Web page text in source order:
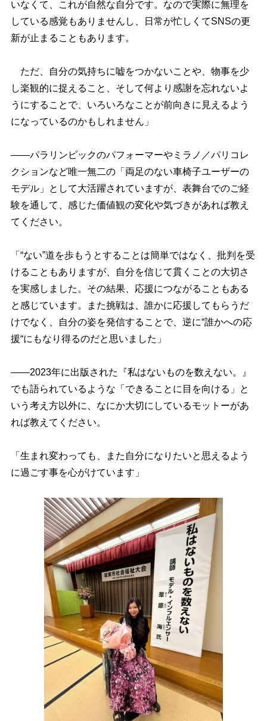
いなくて、これが自然な自分です。なので実際に無理を
している感覚もありませんし、日常が忙しくてSNSの更
新が止まることもあります。
ただ、自分の気持ちに嘘をつかないことや、物事を少
し楽観的に捉えること、そして何より感謝を忘れないよ
うにすることで、いろいろなことが前向きに見えるよう
になっているのかもしれません」
――パラリンピックのパフォーマーやミラノ／パリコレ
クションなど唯一無二の「両足のない車椅子ユーザーの
モデル」として大活躍されていますが、表舞台でのご経
験を通して、感じた価値観の変化や気づきがあれば教え
てください。
「“ない”道を歩もうとすることは簡単ではなく、批判を受
けることもありますが、自分を信じて貫くことの大切さ
を実感しました。その結果、応援につながることもある
と感じています。また挑戦は、誰かに応援してもらうだ
けでなく、自分の姿を発信することで、逆に“誰かへの応
援“にもなり得るのだと思いました」
――2023年に出版された『私はないものを数えない。』
でも語られているような「できることに目を向ける」と
いう考え方以外に、なにか大切にしているモットーがあ
れば教えてください。
「生まれ変わっても、また自分になりたいと思えるよう
に過ごす事を心がけています」